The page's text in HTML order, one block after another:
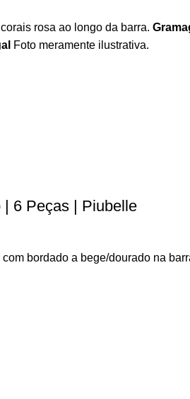
rosa ao longo da barra.
Foto meramente ilustrativa.
6 Peças | Piubelle
bordado a bege/dourado na